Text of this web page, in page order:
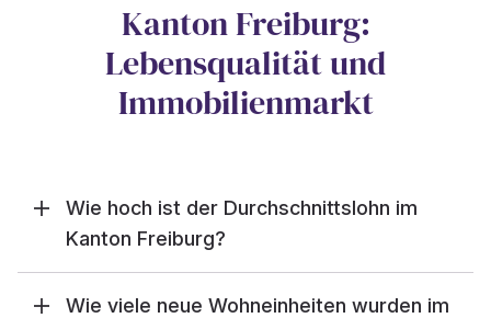
Kanton Freiburg:
Lebensqualität und
Immobilienmarkt
Wie hoch ist der Durchschnittslohn im
Kanton Freiburg?
Wie viele neue Wohneinheiten wurden im